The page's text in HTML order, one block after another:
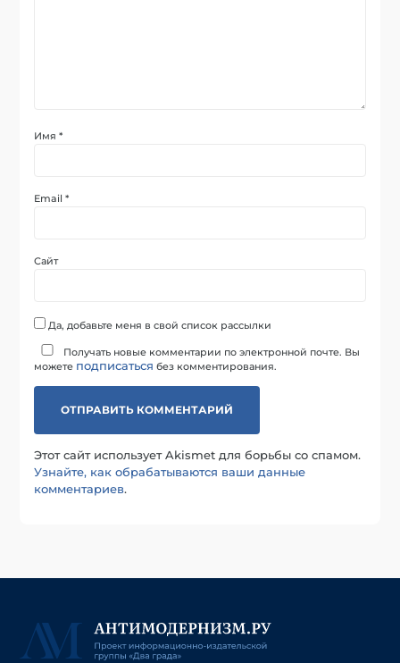
Имя*
Email*
Сайт
Да, добавьте меня в свой список рассылки
Получать новые комментарии по электронной почте. Вы
можете подписаться без комментирования.
Этот сайт использует Akismet для борьбы со спамом.
Узнайте, как обрабатываются ваши данные
комментариев.